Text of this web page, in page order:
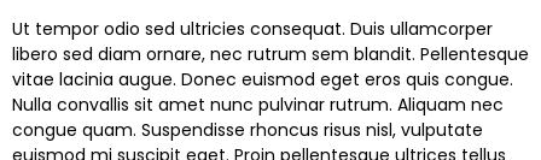
Ut tempor odio sed ultricies consequat. Duis ullamcorper
libero sed diam ornare, nec rutrum sem blandit. Pellentesque
vitae lacinia augue. Donec euismod eget eros quis congue.
Nulla convallis sit amet nunc pulvinar rutrum. Aliquam nec
congue quam. Suspendisse rhoncus risus nisl, vulputate
euismod mi suscipit eget. Proin pellentesque ultrices tellus